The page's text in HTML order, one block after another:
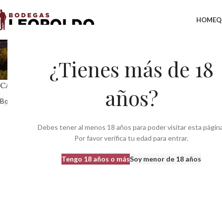
¿Tienes más de 18
años?
Debes tener al menos 18 años para poder visitar esta
Por favor verifica tu edad para entrar.
Tengo 18 años o másSoy menor de 18 años
HOME
CATEGORÍAS DEL PRODUCTO
Bodegas 481